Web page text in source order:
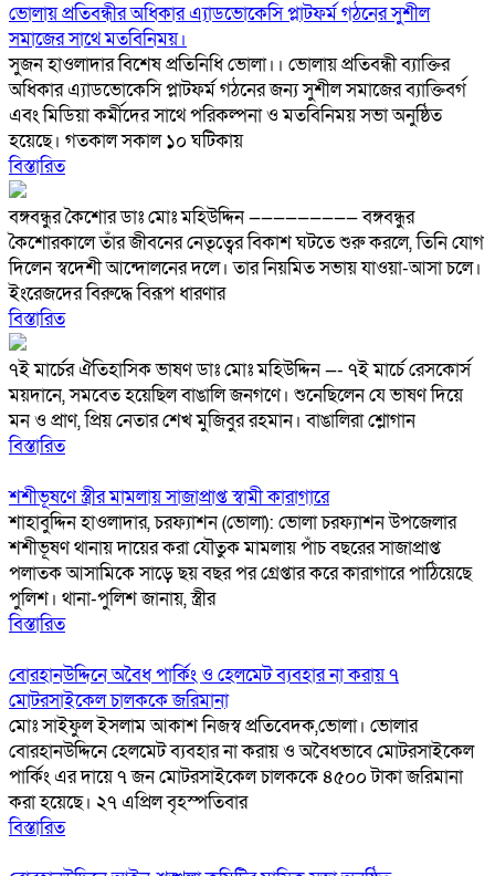
ভোলায় প্রতিবন্ধীর অধিকার এ্যাডভোকেসি প্লাটফর্ম গঠনের সুশীল
সমাজের সাথে মতবিনিময়।
সুজন হাওলাদার বিশেষ প্রতিনিধি ভোলা।। ভোলায় প্রতিবন্ধী ব্যাক্তির
অধিকার এ্যাডভোকেসি প্লাটফর্ম গঠনের জন্য সুশীল সমাজের ব্যাক্তিবর্গ
এবং মিডিয়া কর্মীদের সাথে পরিকল্পনা ও মতবিনিময় সভা অনুষ্ঠিত
হয়েছে। গতকাল সকাল ১০ ঘটিকায়
বিস্তারিত
বঙ্গবন্ধুর কৈশোর ডাঃ মোঃ মহিউদ্দিন ————————— বঙ্গবন্ধুর
কৈশোরকালে তাঁর জীবনের নেতৃত্বের বিকাশ ঘটতে শুরু করলে, তিনি যোগ
দিলেন স্বদেশী আন্দোলনের দলে। তার নিয়মিত সভায় যাওয়া-আসা চলে।
ইংরেজদের বিরুদ্ধে বিরূপ ধারণার
বিস্তারিত
৭ই মার্চের ঐতিহাসিক ভাষণ ডাঃ মোঃ মহিউদ্দিন —- ৭ই মার্চে রেসকোর্স
ময়দানে, সমবেত হয়েছিল বাঙালি জনগণে। শুনেছিলেন যে ভাষণ দিয়ে
মন ও প্রাণ, প্রিয় নেতার শেখ মুজিবুর রহমান। বাঙালিরা শ্লোগান
বিস্তারিত
শশীভূষণে স্ত্রীর মামলায় সাজাপ্রাপ্ত স্বামী কারাগারে
শাহাবুদ্দিন হাওলাদার, চরফ্যাশন (ভোলা): ভোলা চরফ্যাশন উপজেলার
শশীভূষণ থানায় দায়ের করা যৌতুক মামলায় পাঁচ বছরের সাজাপ্রাপ্ত
পলাতক আসামিকে সাড়ে ছয় বছর পর গ্রেপ্তার করে কারাগারে পাঠিয়েছে
পুলিশ। থানা-পুলিশ জানায়, স্ত্রীর
বিস্তারিত
বোরহানউদ্দিনে অবৈধ পার্কিং ও হেলমেট ব্যবহার না করায় ৭
মোটরসাইকেল চালককে জরিমানা
মোঃ সাইফুল ইসলাম আকাশ নিজস্ব প্রতিবেদক,ভোলা। ভোলার
বোরহানউদ্দিনে হেলমেট ব্যবহার না করায় ও অবৈধভাবে মোটরসাইকেল
পার্কিং এর দায়ে ৭ জন মোটরসাইকেল চালককে ৪৫০০ টাকা জরিমানা
করা হয়েছে। ২৭ এপ্রিল বৃহস্পতিবার
বিস্তারিত